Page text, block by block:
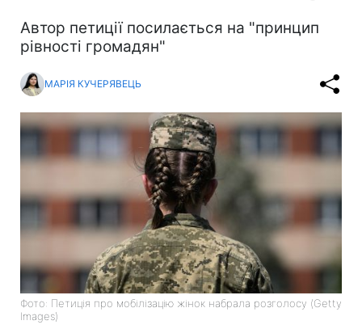
Автор петиції посилається на "принцип
рівності громадян"
МАРІЯ КУЧЕРЯВЕЦЬ
Фото: Петиція про мобілізацію жінок набрала розголосу (Getty
Images)